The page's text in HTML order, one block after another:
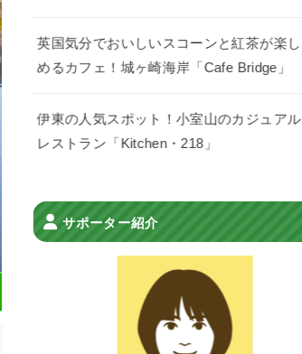
英国気分でおいしいスコーンと紅茶が楽し
めるカフェ！城ヶ崎海岸「Cafe Bridge」
伊東の人気スポット！小室山のカジュアル
レストラン「Kitchen・218」
サポーター紹介